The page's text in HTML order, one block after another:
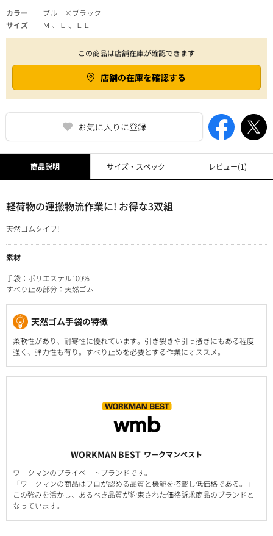
お気に入りに登録
カラー
ブルー×ブラック
サイズ
Ｍ 、Ｌ 、ＬＬ
この商品は店舗在庫が確認できます
店舗の在庫を確認する
商品説明
軽荷物の運搬物流作業に! お得な3双組
天然ゴムタイプ!
素材
手袋：ポリエステル100%
すべり止め部分：天然ゴム
天然ゴム手袋の特徴
柔軟性があり、耐寒性に優れています。引き裂きや引っ搔きにもある程度
強く、弾力性も有り。すべり止めを必要とする作業にオススメ。
WORKMAN BEST ワークマンベスト
ワークマンのプライベートブランドです。
「ワークマンの商品はプロが認める品質と機能を搭載し低価格である。」
この強みを活かし、あるべき品質が約束された価格訴求商品のブランドと
なっています。
サイズ・スペック レビュー(1)